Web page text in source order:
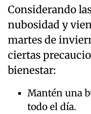
Considerando
nubosidad y
martes de
ciertas
bienestar:
Mantén una
todo el día.